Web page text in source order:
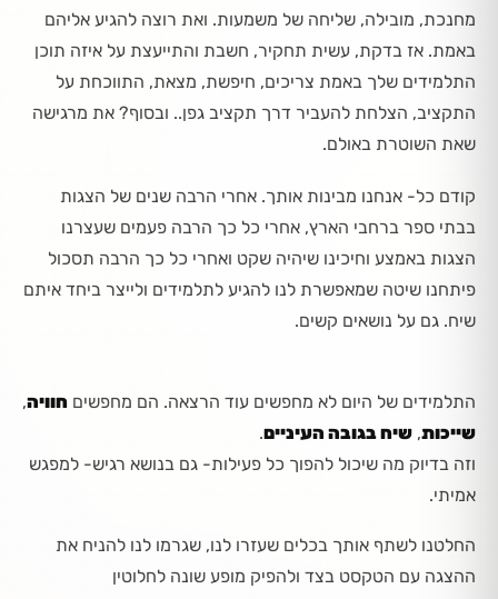
מחנכת, מובילה, שליחה של משמעות. ואת רוצה להגיע אליהם
באמת. אז בדקת, עשית תחקיר, חשבת והתייעצת על איזה תוכן
התלמידים שלך באמת צריכים, חיפשת, מצאת, התווכחת על
התקציב, הצלחת להעביר דרך תקציב גפן.. ובסוף? את מרגישה
שאת השוטרת באולם.
קודם כל- אנחנו מבינות אותך. אחרי הרבה שנים של הצגות
בבתי ספר ברחבי הארץ, אחרי כל כך הרבה פעמים שעצרנו
הצגות באמצע וחיכינו שיהיה שקט ואחרי כל כך הרבה תסכול
פיתחנו שיטה שמאפשרת לנו להגיע לתלמידים ולייצר ביחד איתם
שיח. גם על נושאים קשים.
התלמידים של היום לא מחפשים עוד הרצאה. הם מחפשים חוויה,
שייכות, שיח בגובה העיניים.
וזה בדיוק מה שיכול להפוך כל פעילות- גם בנושא רגיש- למפגש
אמיתי.
החלטנו לשתף אותך בכלים שעזרו לנו, שגרמו לנו להניח את
ההצגה עם הטקסט בצד ולהפיק מופע שונה לחלוטין